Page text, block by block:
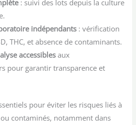
: suivi des lots depuis la culture
indépendants : vérification
THC, et absence de contaminants.
accessibles aux
pour garantir transparence et
pour éviter les risques liés à
contaminés, notamment dans